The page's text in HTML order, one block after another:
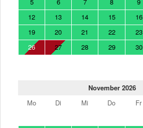
12
13 14 15 16
19
20 21 22 23
26
27 28 29 30
November 2026
Mo
Di Mi Do Fr